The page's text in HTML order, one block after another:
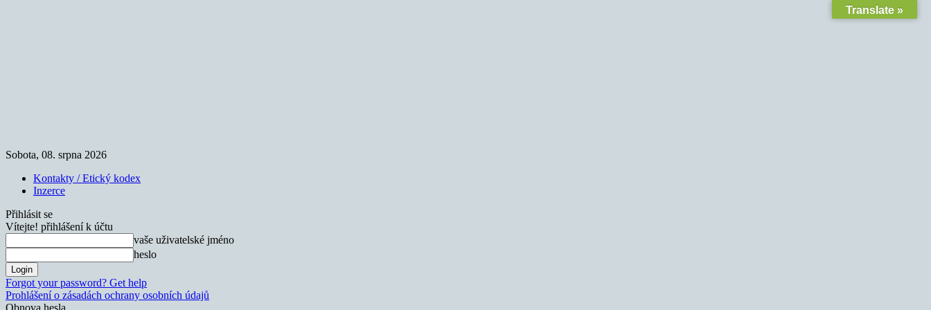
Sobota, 08. srpna 2026
Kontakty / Etický kodex
Inzerce
Přihlásit se
Vítejte! přihlášení k účtu
vaše uživatelské jméno
heslo
Forgot your password? Get help
Prohlášení o zásadách ochrany osobních údajů
Obnova hesla
Translate »